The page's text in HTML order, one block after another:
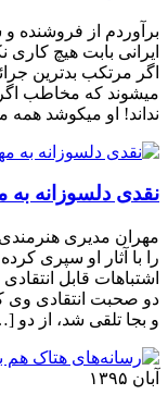
برآوردم از فروشنده
ایرانی بابت هیچ
اگر مرتکب بدترین
میشوند که مخاطب اگر
نداند! او میکوشد
نقدی دلسوزانه به
مهران مدیری
را با آثار او سپری
اشتباهات قابل
دو صحبت انتقادی وی
و بجا تلقی شد، از دو
آبان ۱۳۹۵